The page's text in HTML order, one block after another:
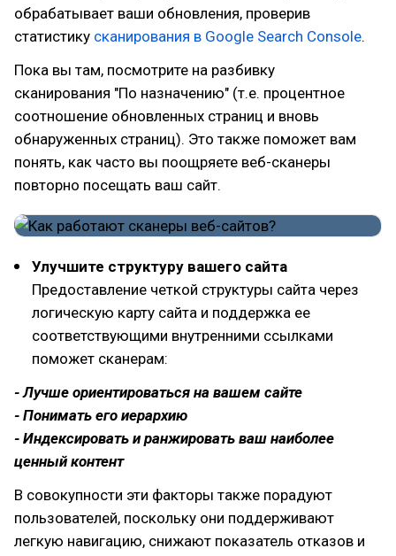
обрабатывает ваши обновления, проверив
статистику сканирования в Google Search Console.
Пока вы там, посмотрите на разбивку
сканирования "По назначению" (т.е. процентное
соотношение обновленных страниц и вновь
обнаруженных страниц). Это также поможет вам
понять, как часто вы поощряете веб-сканеры
повторно посещать ваш сайт.
Улучшите структуру вашего сайта
Предоставление четкой структуры сайта через
логическую карту сайта и поддержка ее
соответствующими внутренними ссылками
поможет сканерам:
- Лучше ориентироваться на вашем сайте
- Понимать его иерархию
- Индексировать и ранжировать ваш наиболее
ценный контент
В совокупности эти факторы также порадуют
пользователей, поскольку они поддерживают
легкую навигацию, снижают показатель отказов и